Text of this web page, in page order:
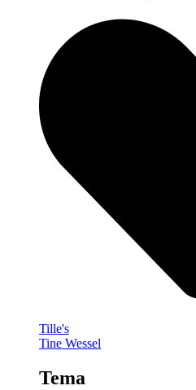
Tille's
Tine Wessel
Tema